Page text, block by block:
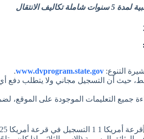
الانتقال
التنوع: www.dvprogram.state.gov
.
حيث أن التسجيل مجاني ولا يتطلب دفع
جميع التعليمات الموجودة على